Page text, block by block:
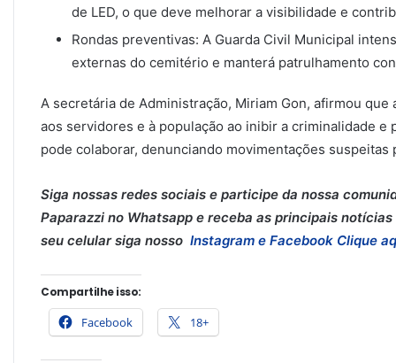
de LED, o que deve melhorar a visibilidade e
Rondas preventivas: A Guarda Civil Municipal
externas do cemitério e manterá patrulhamento
A secretária de Administração, Miriam Gon, afirmou que
aos servidores e à população ao inibir a criminalidade e
pode colaborar, denunciando movimentações suspeitas
Siga nossas redes sociais e participe da nossa
Paparazzi no Whatsapp e receba as principais
seu celular siga nosso Instagram e Facebook Clique
Compartilhe isso:
Facebook 18+